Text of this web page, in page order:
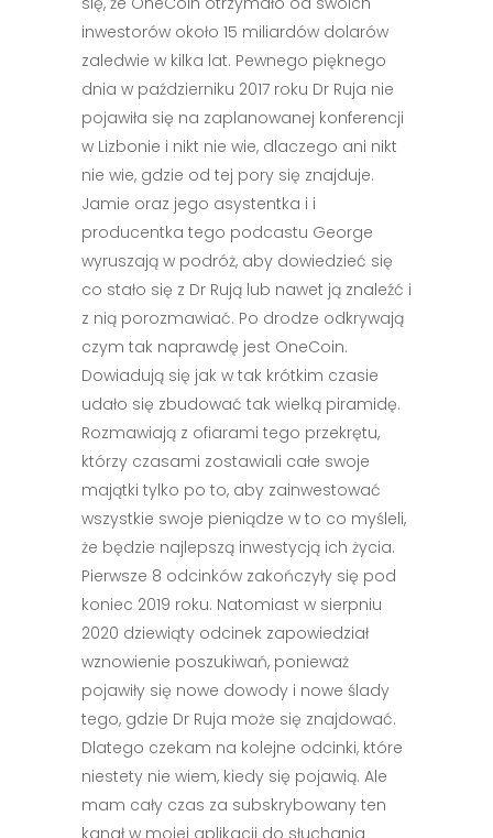
inwestorów około 15 miliardów dolarów
zaledwie w kilka lat. Pewnego pięknego
dnia w październiku 2017 roku Dr Ruja nie
pojawiła się na zaplanowanej konferencji
w Lizbonie i nikt nie wie, dlaczego ani nikt
nie wie, gdzie od tej pory się znajduje.
Jamie oraz jego asystentka i i
producentka tego podcastu George
wyruszają w podróż, aby dowiedzieć się
co stało się z Dr Rują lub nawet ją znaleźć i
z nią porozmawiać. Po drodze odkrywają
czym tak naprawdę jest OneCoin.
Dowiadują się jak w tak krótkim czasie
udało się zbudować tak wielką piramidę.
Rozmawiają z ofiarami tego przekrętu,
którzy czasami zostawiali całe swoje
majątki tylko po to, aby zainwestować
wszystkie swoje pieniądze w to co myśleli,
że będzie najlepszą inwestycją ich życia.
Pierwsze 8 odcinków zakończyły się pod
koniec 2019 roku. Natomiast w sierpniu
2020 dziewiąty odcinek zapowiedział
wznowienie poszukiwań, ponieważ
pojawiły się nowe dowody i nowe ślady
tego, gdzie Dr Ruja może się znajdować.
Dlatego czekam na kolejne odcinki, które
niestety nie wiem, kiedy się pojawią. Ale
mam cały czas za subskrybowany ten
kanał w mojej aplikacji do słuchania